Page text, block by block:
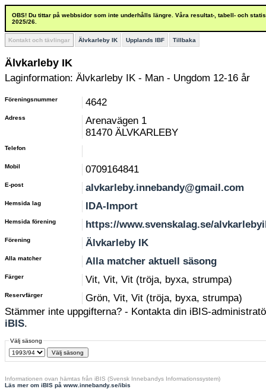
OBS! Du tittar på webbsidor som inte underhålls längre. Våra resultat-, tabell- och
2025/26.
Kontakt och tävlingar Älvkarleby IK Upplands IBF Tillbaka
Älvkarleby IK
Laginformation: Älvkarleby IK - Man - Ungdom 12-16 år
Föreningsnummer 4642
Adress
Arenavägen 1
81470 ÄLVKARLEBY
Telefon
Mobil 0709164841
E-post alvkarleby.innebandy@gmail.com
Hemsida lag IDA-Import
Hemsida förening https://www.svenskalag.se/
Förening Älvkarleby IK
Alla matcher Alla matcher aktuell säsong
Färger Vit, Vit, Vit (tröja, byxa, strumpa)
Reservfärger
Grön, Vit, Vit (tröja, byxa, strumpa)
Stämmer inte uppgifterna? - Kontakta din iBIS-
iBIS.
Välj säsong
Informationen ovan hämtas från iBIS (Svensk Innebandys Informationssystem)
Läs mer om iBIS på www.innebandy.se/ibis